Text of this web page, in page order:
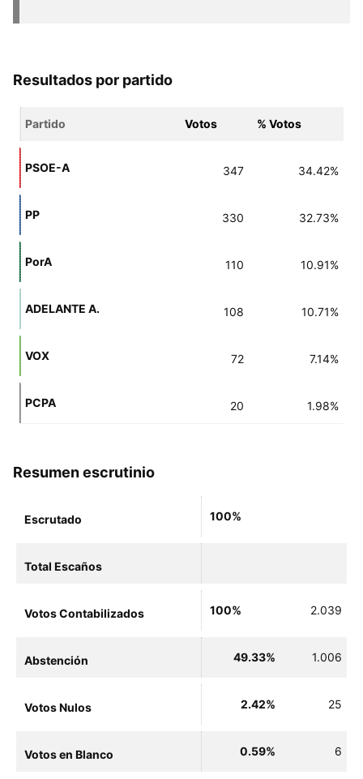
Resultados por partido
Partido Votos % Votos
PSOE-A 347 34.42%
PP 330 32.73%
PorA 110 10.91%
ADELANTE A. 108 10.71%
VOX 72 7.14%
PCPA 20 1.98%
Resumen escrutinio
Escrutado 100%
Total Escaños
Votos Contabilizados 100% 2.039
Abstención 49.33% 1.006
Votos Nulos 2.42% 25
Votos en Blanco 0.59% 6